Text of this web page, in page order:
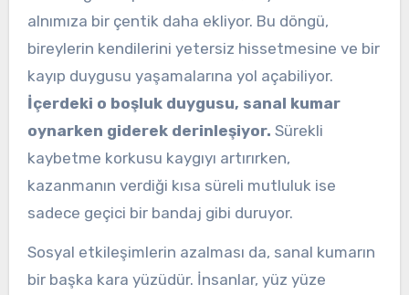
alnımıza bir çentik daha ekliyor. Bu döngü,
bireylerin kendilerini yetersiz hissetmesine ve bir
kayıp duygusu yaşamalarına yol açabiliyor.
İçerdeki o boşluk duygusu, sanal kumar
oynarken giderek derinleşiyor. Sürekli
kaybetme korkusu kaygıyı artırırken,
kazanmanın verdiği kısa süreli mutluluk ise
sadece geçici bir bandaj gibi duruyor.
Sosyal etkileşimlerin azalması da, sanal kumarın
bir başka kara yüzüdür. İnsanlar, yüz yüze